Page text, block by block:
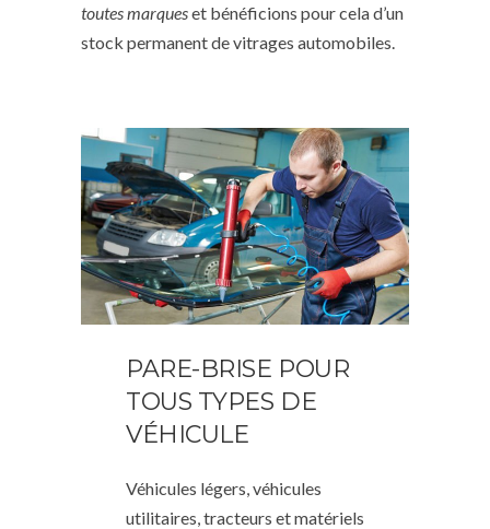
toutes marqueset bénéficions pour cela d’un
stock permanent de vitrages automobiles.
PARE-BRISE POUR
TOUS TYPES DE
VÉHICULE
Véhicules légers, véhicules
utilitaires, tracteurs et matériels